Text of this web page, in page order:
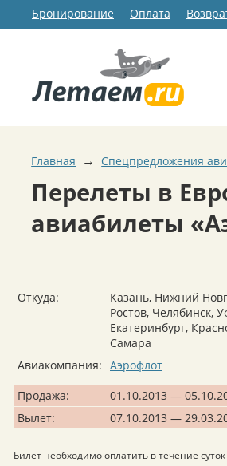
Бронирование Оплата
Главная → Спецпредложения
Перелеты в
авиабилеты
Откуда:
Казань, Нижний
Ростов, Челябинск,
Екатеринбург,
Самара
Авиакомпания: Аэрофлот
Продажа:
01.10.2013 —
Вылет:
07.10.2013 —
Билет необходимо оплатить в течение суток